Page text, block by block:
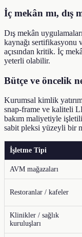
İç mekân mı, dış
Dış mekân
kaynağı sertifikasyonu
açısından kritik. İç
yeterli olabilir.
Bütçe ve öncelik
Kurumsal kimlik
snap-frame ve kaliteli
bakım maliyetiyle
sabit pleksi yüzeyli bir
İşletme Tipi
AVM mağazaları
Restoranlar / kafeler
Klinikler / sağlık
kuruluşları